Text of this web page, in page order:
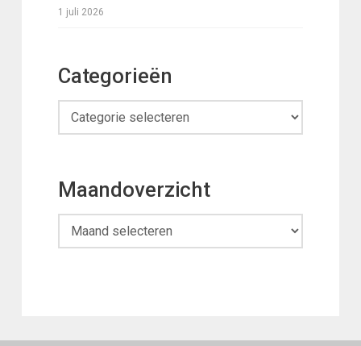
1 juli 2026
Categorieën
Categorieën
Maandoverzicht
Maandoverzicht